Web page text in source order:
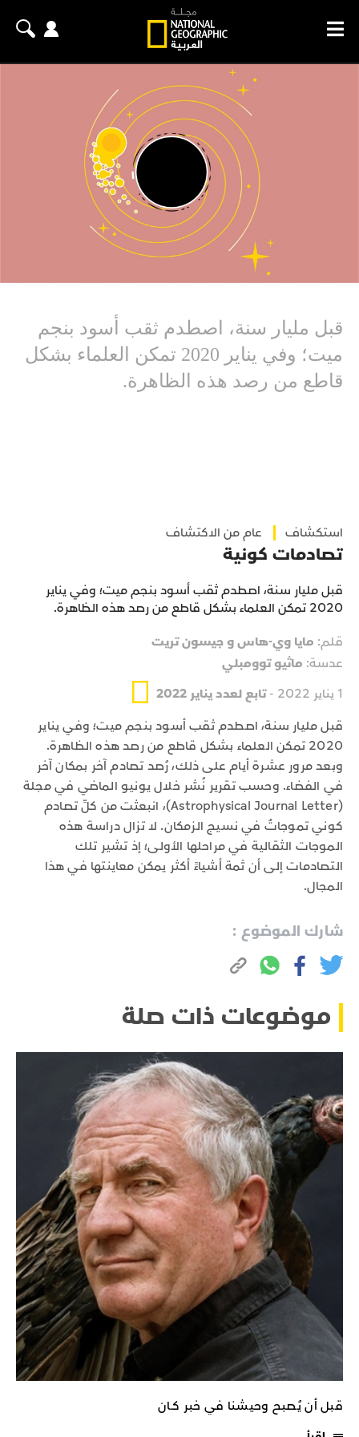
قبل مليار سنة، اصطدم ثقب أسود بنجم
ميت؛ وفي يناير 2020 تمكن العلماء بشكل
قاطع من رصد هذه الظاهرة.
استكشاف عام من الاكتشاف
تصادمات كونية
قبل مليار سنة، اصطدم ثقب أسود بنجم ميت؛ وفي يناير
2020 تمكن العلماء بشكل قاطع من رصد هذه الظاهرة.
قلم: مايا وي-هاس و جيسون تريت
عدسة: ماثيو توومبلي
1 يناير 2022 -
تابع لعدد يناير 2022
قبل مليار سنة، اصطدم ثقب أسود بنجم ميت؛ وفي يناير
2020 تمكن العلماء بشكل قاطع من رصد هذه الظاهرة.
وبعد مرور عشرة أيام على ذلك، رُصد تصادم آخر بمكان آخر
في الفضاء. وحسب تقرير نُشر خلال يونيو الماضي في مجلة
(Astrophysical Journal Letter)، انبعثت من كلِّ تصادم
كوني تموجاتٌ في نسيج الزمكان. لا تزال دراسة هذه
الموجات الثقالية في مراحلها الأولى؛ إذ تشير تلك
التصادمات إلى أن ثمة أشياءً أكثر يمكن معاينتها في هذا
المجال.
شارك الموضوع :
موضوعات ذات صلة
قبل أن يُصبح وحيشنا في خبر كـان